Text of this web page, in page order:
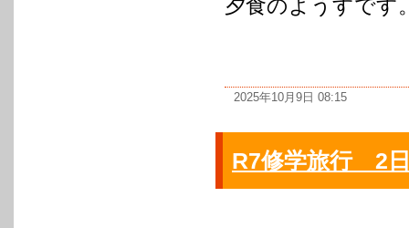
夕食のようすです
2025年10月9日 08:15
R7修学旅行 2